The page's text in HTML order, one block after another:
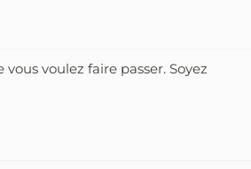
voulez faire passer. Soyez